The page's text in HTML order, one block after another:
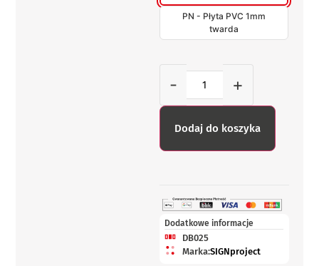
PN - Płyta PVC 1mm
twarda
- +
Dodaj do koszyka
Dodatkowe informacje
DB025
Marka:SIGNproject